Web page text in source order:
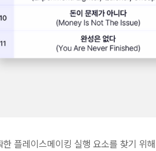
한 플레이스메이킹 실행 요소를 찾기